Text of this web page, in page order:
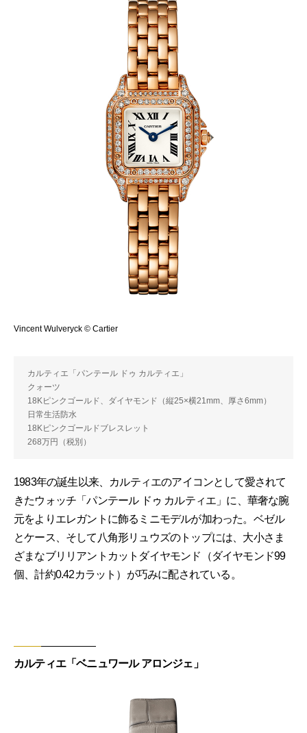
Vincent Wulveryck © Cartier
カルティエ「パンテール ドゥ カルティエ」
クォーツ
18Kピンクゴールド、ダイヤモンド（縦25×横21mm、厚さ6mm）
日常生活防水
18Kピンクゴールドブレスレット
268万円（税別）
1983年の誕生以来、カルティエのアイコンとして愛されて
きたウォッチ「パンテール ドゥ カルティエ」に、華奢な腕
元をよりエレガントに飾るミニモデルが加わった。ベゼル
とケース、そして八角形リュウズのトップには、大小さま
ざまなブリリアントカットダイヤモンド（ダイヤモンド99
個、計約0.42カラット）が巧みに配されている。
カルティエ「ベニュワール アロンジェ」